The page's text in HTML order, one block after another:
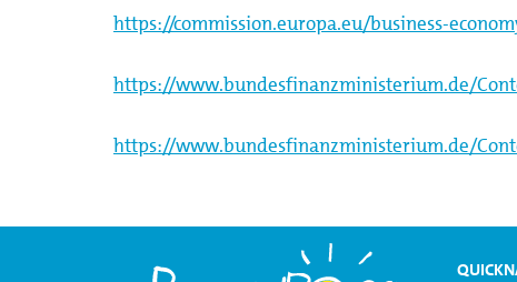
https://commission.europa.eu/business-
https://www.bundesfinanzministerium.de/
https://www.bundesfinanzministerium.de/